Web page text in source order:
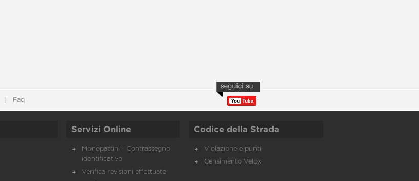
Faq
Servizi Online
Monopattini - Contrassegno
identificativo
Verifica revisioni effettuate
Codice della Strada
Violazione e punti
Censimento Velox